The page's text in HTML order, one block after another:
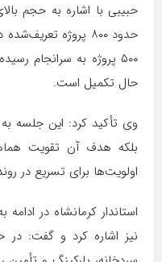
حبیبی با اشاره به حجم
حدود ۸۰۰ پروژه
۵۰۰ پروژه به سرانجام
حال تکمیل است.
وی تأکید کرد: این جلسه
بلکه هدف آن تقویت
اولویت‌ها برای تسریع در
استاندار کرمانشاه در
نیز اشاره کرد و گفت: در